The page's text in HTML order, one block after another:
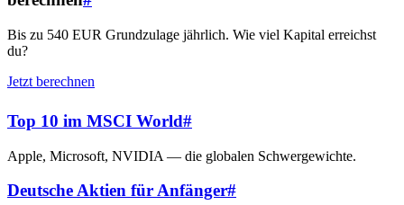
Bis zu 540 EUR Grundzulage jährlich. Wie viel Kapital erreichst
du?
Jetzt berechnen
Top 10 im MSCI World#
Apple, Microsoft, NVIDIA — die globalen Schwergewichte.
Deutsche Aktien für Anfänger#